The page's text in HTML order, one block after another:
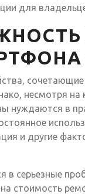
для
несмотря на
нуждаются в
и другие
в серьезные
стоимость